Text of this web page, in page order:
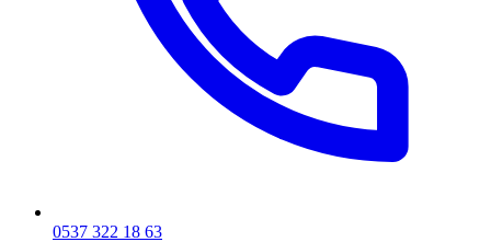
0537 322 18 63